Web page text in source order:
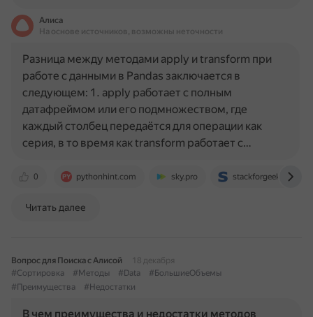
Алиса
На основе источников, возможны неточности
0 pythonhint.com sky.pro stackforgeeks.com
Разница между методами apply и transform при
работе с данными в Pandas заключается в
следующем: 1. apply работает с полным
датафреймом или его подмножеством, где
каждый столбец передаётся для операции как
серия, в то время как transform работает с…
Читать далее
Вопрос для Поиска с Алисой
18 декабря
#Сортировка
#Методы #Data
#БольшиеОбъемы
#Преимущества
#Недостатки
В чем преимущества и недостатки методов